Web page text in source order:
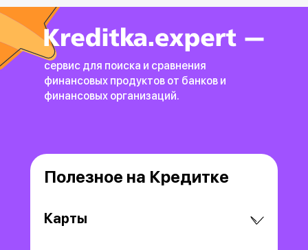
сервис для поиска и сравнения
финансовых продуктов от банков и
финансовых организаций.
Полезное на Кредитке
Карты